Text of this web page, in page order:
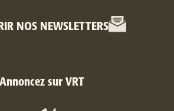
NOS NEWSLETTERS
Annoncez sur VRT